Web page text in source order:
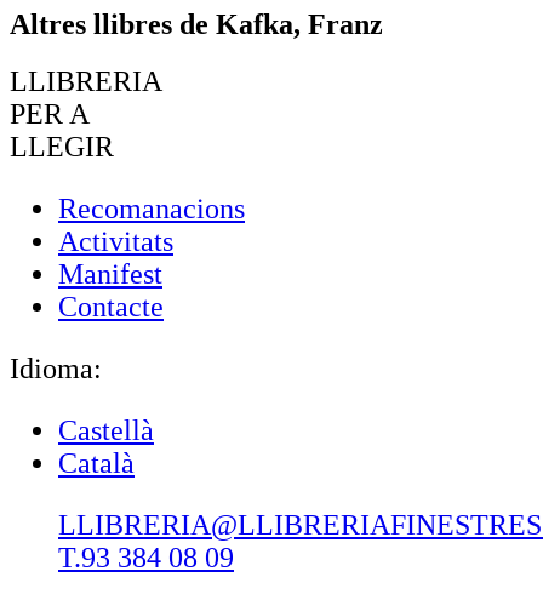
Altres llibres de Kafka, Franz
LLIBRERIA
PER A
LLEGIR
Recomanacions
Activitats
Manifest
Contacte
Idioma:
Castellà
Català
T.93 384 08 09